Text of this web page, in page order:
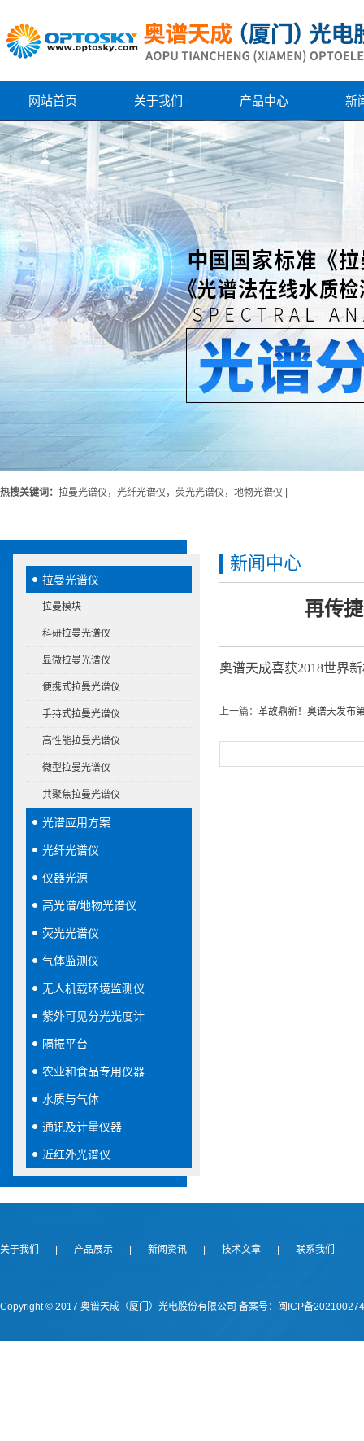
网站首页 关于我们 产品中心 新
热搜关键词： 拉曼光谱仪，光纤光谱仪，荧光光谱仪，地物光谱仪 |
拉曼光谱仪
拉曼模块
科研拉曼光谱仪
显微拉曼光谱仪
便携式拉曼光谱仪
手持式拉曼光谱仪
高性能拉曼光谱仪
微型拉曼光谱仪
共聚焦拉曼光谱仪
光谱应用方案
光纤光谱仪
仪器光源
高光谱/地物光谱仪
荧光光谱仪
气体监测仪
无人机载环境监测仪
紫外可见分光光度计
隔振平台
农业和食品专用仪器
水质与气体
通讯及计量仪器
近红外光谱仪
新闻中心
再传
奥谱天成喜获2018世界
上一篇： 革故鼎新！奥谱天发布
关于我们 产品展示 新闻资讯 技术文章 联系我们
Copyright © 2017 奥谱天成（厦门）光电股份有限公司 备案号：闽ICP备